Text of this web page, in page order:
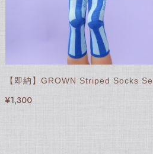
【即納】GROWN Striped Socks
¥1,300